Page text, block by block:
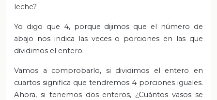
leche?
Yo digo que 4, porque dijimos que el número de
abajo nos indica las veces o porciones en las que
dividimos el entero.
Vamos a comprobarlo, si dividimos el entero en
cuartos significa que tendremos 4 porciones iguales.
Ahora, si tenemos dos enteros, ¿Cuántos vasos se